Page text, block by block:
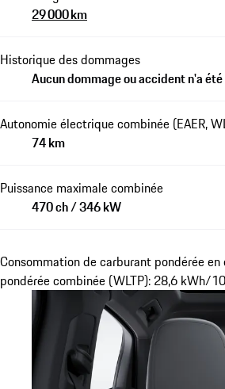
29 000 km
Historique des dommages
Aucun dommage ou accident n'a
Autonomie électrique combinée (EAER,
74 km
Puissance maximale combinée
470 ch / 346 kW
Consommation de carburant pondérée
pondérée combinée (WLTP): 28,6 kWh/